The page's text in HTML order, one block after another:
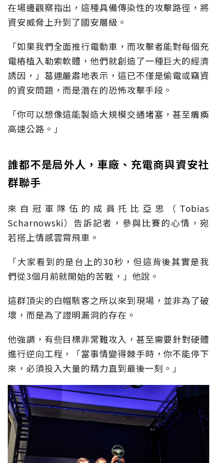
在場邊觀察指出，這種具備傳染性的攻擊路徑，將
資安威脅上升到了國安層級。
「如果我們全面推行電動車，而攻擊者能對每個充
電樁植入勒索軟體，他們就創造了一種巨大的經濟
誘因，」葛連嚴肅地表示，這已不僅是偷電或竊資
的資安問題，而是潛在的恐怖攻擊手段。
「你可以想像這能製造大規模交通堵塞，甚至癱瘓
高速公路。」
誰都不是局外人，車廠、充電商與資安社
群聯手
來自冠軍隊伍的成員托比亞思（Tobias
Scharnowski）告訴記者，參與比賽的心情，宛
若搭上情感雲霄飛車。
「大家看到的是台上的30秒，但這背後其實是我
們從3個月前就開始的苦戰，」他說。
這群頂尖的白帽駭客之所以來到現場，並非為了破
壞，而是為了證明漏洞的存在。
他強調，有些目標非常難攻入，甚至需要針對硬體
進行逆向工程，「當事情變得棘手時，你不能停下
來，必須投入大量的精力直到最後一刻。」